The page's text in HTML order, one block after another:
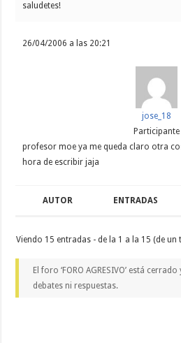
saludetes!
26/04/2006 a las 20:21
jose_18
Participante
profesor moe ya me queda claro otra
hora de escribir jaja
AUTOR ENTRADAS
Viendo 15 entradas - de la 1 a la 15 (de un
El foro ‘FORO AGRESIVO’ está
debates ni respuestas.